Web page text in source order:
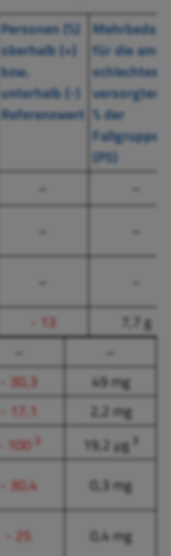
Personen (%)
oberhalb (+)
bzw.
unterhalb (-)
Referenzwert
Mehrbedarf
für die am
versorgten
% der
Fallgruppe
(P5)
- 13
7,7 g
- 30,3
49 mg
- 17,1
2,2 mg
- 1003 19,2 µg 3
- 30,4
0,3 mg
- 25
0,4 mg